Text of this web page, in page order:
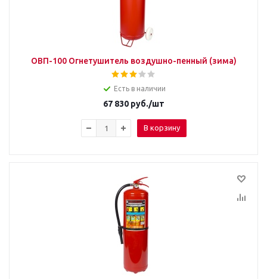
ОВП-100 Огнетушитель воздушно-пенный (зима)
Есть в наличии
67 830 руб./шт
В корзину